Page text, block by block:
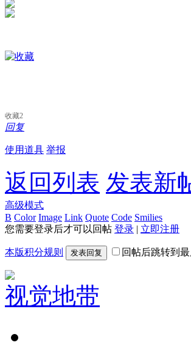
收藏2
回复
使用道具 举报
返回列表 发表新
高级模式
B Color Image Link Quote Code Smilies
您需要登录后才可以回帖 登录 | 立即注册
本版积分规则 发表回复 回帖后跳转到
视觉地带